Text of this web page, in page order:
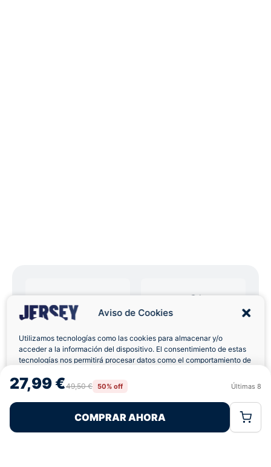
Aviso de Cookies
Utilizamos tecnologías como las cookies para almacenar y/o
acceder a la información del dispositivo. El consentimiento de estas
tecnologías nos permitirá procesar datos como el comportamiento de
retirar el consentimiento, puede afectar negativamente a ciertas
características y funciones.
Rechazar
Política de CookiesPolítica de Privacidad
27,99 €49,50 € 50% off Últimas 8
COMPRAR AHORA
Envíos a Domicilio